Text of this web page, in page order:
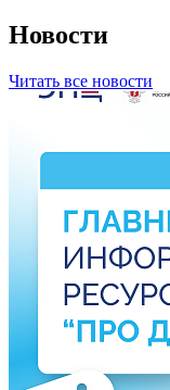
Новости
Читать все новости